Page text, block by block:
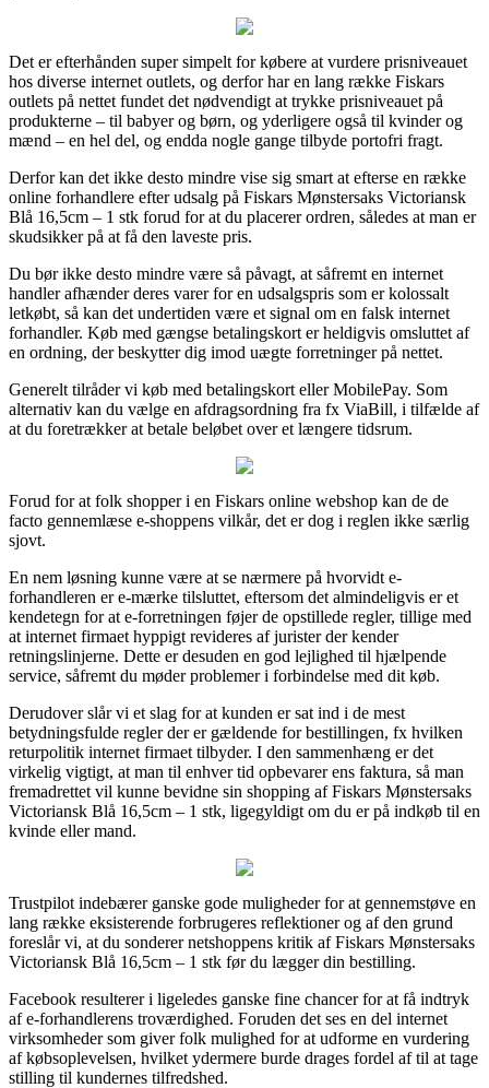
Det er efterhånden super simpelt for købere at vurdere prisniveauet
hos diverse internet outlets, og derfor har en lang række Fiskars
outlets på nettet fundet det nødvendigt at trykke prisniveauet på
produkterne – til babyer og børn, og yderligere også til kvinder og
mænd – en hel del, og endda nogle gange tilbyde portofri fragt.
Derfor kan det ikke desto mindre vise sig smart at efterse en række
online forhandlere efter udsalg på Fiskars Mønstersaks Victoriansk
Blå 16,5cm – 1 stk forud for at du placerer ordren, således at man er
skudsikker på at få den laveste pris.
Du bør ikke desto mindre være så påvagt, at såfremt en internet
handler afhænder deres varer for en udsalgspris som er kolossalt
letkøbt, så kan det undertiden være et signal om en falsk internet
forhandler. Køb med gængse betalingskort er heldigvis omsluttet af
en ordning, der beskytter dig imod uægte forretninger på nettet.
Generelt tilråder vi køb med betalingskort eller MobilePay. Som
alternativ kan du vælge en afdragsordning fra fx ViaBill, i tilfælde af
at du foretrækker at betale beløbet over et længere tidsrum.
Forud for at folk shopper i en Fiskars online webshop kan de de
facto gennemlæse e-shoppens vilkår, det er dog i reglen ikke særlig
sjovt.
En nem løsning kunne være at se nærmere på hvorvidt e-
forhandleren er e-mærke tilsluttet, eftersom det almindeligvis er et
kendetegn for at e-forretningen føjer de opstillede regler, tillige med
at internet firmaet hyppigt revideres af jurister der kender
retningslinjerne. Dette er desuden en god lejlighed til hjælpende
service, såfremt du møder problemer i forbindelse med dit køb.
Derudover slår vi et slag for at kunden er sat ind i de mest
betydningsfulde regler der er gældende for bestillingen, fx hvilken
returpolitik internet firmaet tilbyder. I den sammenhæng er det
virkelig vigtigt, at man til enhver tid opbevarer ens faktura, så man
fremadrettet vil kunne bevidne sin shopping af Fiskars Mønstersaks
Victoriansk Blå 16,5cm – 1 stk, ligegyldigt om du er på indkøb til en
kvinde eller mand.
Trustpilot indebærer ganske gode muligheder for at gennemstøve en
lang række eksisterende forbrugeres reflektioner og af den grund
foreslår vi, at du sonderer netshoppens kritik af Fiskars Mønstersaks
Victoriansk Blå 16,5cm – 1 stk før du lægger din bestilling.
Facebook resulterer i ligeledes ganske fine chancer for at få indtryk
af e-forhandlerens troværdighed. Foruden det ses en del internet
virksomheder som giver folk mulighed for at udforme en vurdering
af købsoplevelsen, hvilket ydermere burde drages fordel af til at tage
stilling til kundernes tilfredshed.